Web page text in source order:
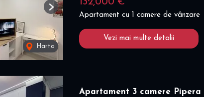
Harta
Next
132,000 €
Apartament cu 1 camere de vânzare
Vezi mai multe detalii
Apartament 3 camere